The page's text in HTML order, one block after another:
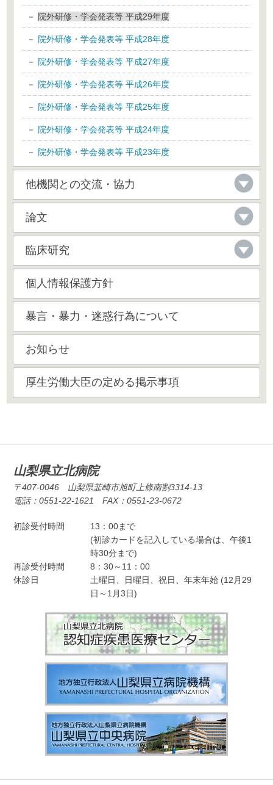
院外研修・学会発表等 平成29年度
院外研修・学会発表等 平成28年度
院外研修・学会発表等 平成27年度
院外研修・学会発表等 平成26年度
院外研修・学会発表等 平成25年度
院外研修・学会発表等 平成24年度
院外研修・学会発表等 平成23年度
他機関との交流・協力
論文
臨床研究
個人情報保護方針
暴言・暴力・迷惑行為について
お知らせ
厚生労働大臣の定める掲示事項
山梨県立北病院
〒407-0046 山梨県韮崎市旭町上條南割3314-13
電話：0551-22-1621 FAX：0551-23-0672
初診受付時間
13：00まで
(初診カードを記入している場合は、午後1
時30分まで)
再診受付時間
8：30～11：00
休診日
土曜日、日曜日、祝日、年末年始 (12月29
日～1月3日)